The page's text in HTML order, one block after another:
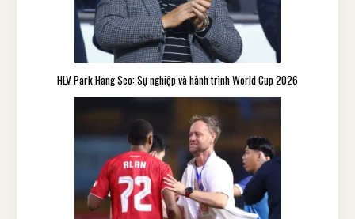
HLV Park Hang Seo: Sự nghiệp và hành trình World Cup 2026